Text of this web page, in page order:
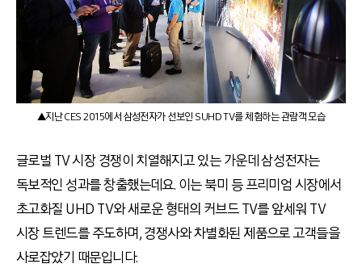
▲지난 CES 2015에서 삼성전자가 선보인 SUHD TV를 체험하는 관람객 모습
글로벌 TV 시장 경쟁이 치열해지고 있는 가운데 삼성전자는
독보적인 성과를 창출했는데요. 이는 북미 등 프리미엄 시장에서
초고화질 UHD TV와 새로운 형태의 커브드 TV를 앞세워 TV
시장 트렌드를 주도하며, 경쟁사와 차별화된 제품으로 고객들을
사로잡았기 때문입니다.